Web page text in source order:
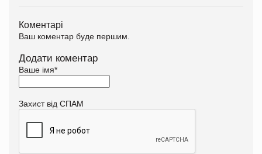
Коментарі
Ваш коментар буде першим.
Додати коментар
Ваше імя*
Захист від СПАМ